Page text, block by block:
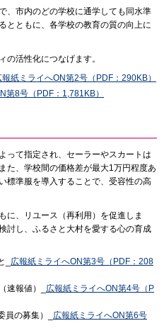
、市内のどの学校に通学しても同水準
とともに、各学校の教育の質の向上に
の活性化につなげます。
報紙ミライへON第2号（PDF：290KB）
第8号（PDF：1,781KB）
って指定され、セーラーやスカートは
た、学校間の価格差が最大1万円程度あ
標準服を導入することで、受容性の高
に、リユース（再利用）を促進しま
討し、ふるさと大村を愛する心の育成
広報紙ミライへON第3号（PDF：208
速報値）_ 広報紙ミライへON第4号（P
の募集）_ 広報紙ミライへON第6号